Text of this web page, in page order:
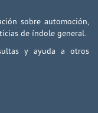
sobre automoción,
de índole general.
y ayuda a otros